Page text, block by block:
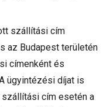
szállítási cím
az Budapest területén
címenként és
ügyintézési díjat is
cím esetén a